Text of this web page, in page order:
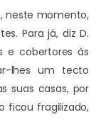
neste momento,
Para já, diz D.
e cobertores às
lhes um tecto
suas casas, por
ficou fragilizado,